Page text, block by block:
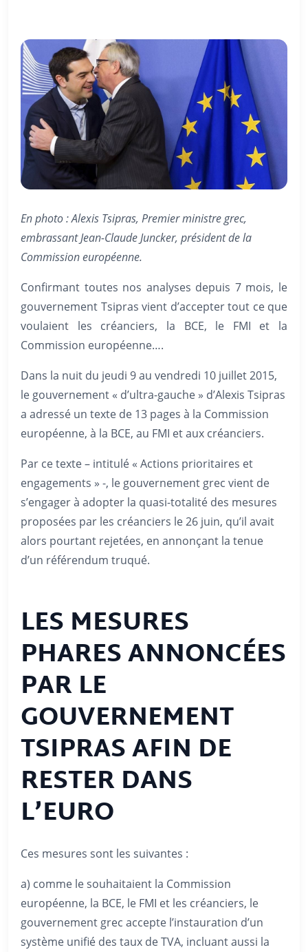
En photo : Alexis Tsipras, Premier ministre grec,
embrassant Jean-Claude Juncker, président de la
Commission européenne.
Confirmant toutes nos analyses depuis 7 mois, le
gouvernement Tsipras vient d’accepter tout ce que
voulaient les créanciers, la BCE, le FMI et la
Commission européenne….
Dans la nuit du jeudi 9 au vendredi 10 juillet 2015,
le gouvernement « d’ultra-gauche » d’Alexis Tsipras
a adressé un texte de 13 pages à la Commission
européenne, à la BCE, au FMI et aux créanciers.
Par ce texte – intitulé « Actions prioritaires et
engagements » -, le gouvernement grec vient de
s’engager à adopter la quasi-totalité des mesures
proposées par les créanciers le 26 juin, qu’il avait
alors pourtant rejetées, en annonçant la tenue
d’un référendum truqué.
LES MESURES
PHARES ANNONCÉES
PAR LE
GOUVERNEMENT
TSIPRAS AFIN DE
RESTER DANS
L’EURO
Ces mesures sont les suivantes :
a) comme le souhaitaient la Commission
européenne, la BCE, le FMI et les créanciers, le
gouvernement grec accepte l’instauration d’un
système unifié des taux de TVA, incluant aussi la